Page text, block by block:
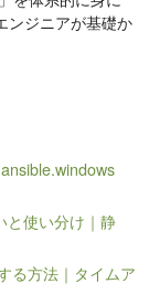
ンジニアが基礎か
と使い分け｜静
る方法｜タイムア